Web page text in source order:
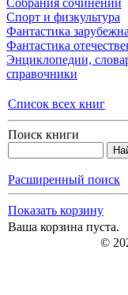
Спорт и физкультура
Фантастика
Фантастика
Энциклопедии,
справочники
Список всех книг
Поиск книги
Расширенный поиск
Показать корзину
Ваша корзина пуста.
©